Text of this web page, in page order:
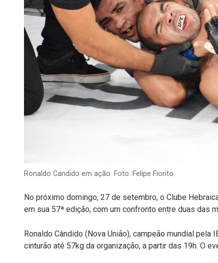
Ronaldo Candido em ação. Foto: Felipe Fiorito
No próximo domingo, 27 de setembro, o Clube
em sua 57ª edição, com um confronto entre duas das
Ronaldo Cândido (Nova União), campeão mundial
cinturão até 57kg da organização, a partir das 19h. O